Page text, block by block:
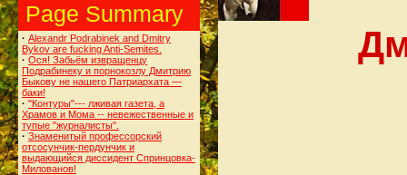
Page Summary
· Alexandr Podrabinek and Dmitry
Bykov are fucking Anti-Semites.
· Ося! Забьём извращенцу
Подрабинеку и порнокозлу Дмитрию
Быкову не нашего Патриархата —
баки!
· "Контуры"--- лживая газета, а
Храмов и Мома -- невежественные и
тупые "журналисты".
· Знаменитый профессорский
отсосунчик-пердунчик и
выдающийся диссидент Спринцовка-
Милованов!